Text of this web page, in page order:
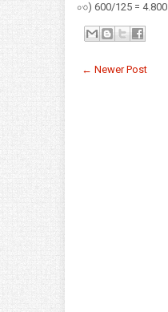
০৩) 600/125 = 4.800
← Newer Post